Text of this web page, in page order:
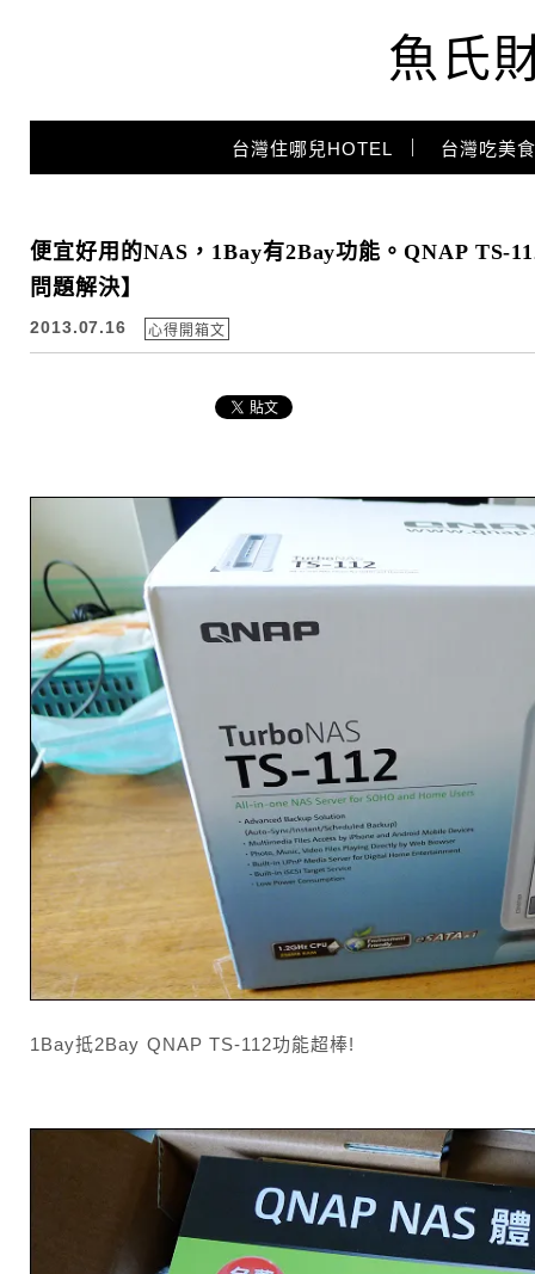
魚氏
台灣住哪兒HOTEL 台灣吃美
便宜好用的NAS，1Bay有2Bay功能。QNAP TS-
問題解決】
2013.07.16 心得開箱文
1Bay抵2Bay QNAP TS-112功能超棒!